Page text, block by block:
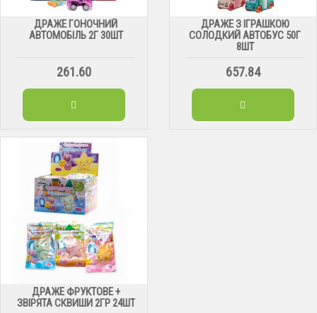
ДРАЖЕ ГОНОЧНИЙ
АВТОМОБІЛЬ 2Г 30ШТ
261.60
ДРАЖЕ З ІГРАШКОЮ
СОЛОДКИЙ АВТОБУС 50Г
8ШТ
657.84
ДРАЖЕ ФРУКТОВЕ +
ЗВІРЯТА СКВИШИ 2ГР 24ШТ